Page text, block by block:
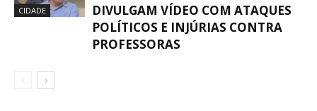
CIDADE
DIVULGAM VÍDEO COM ATAQUES
POLÍTICOS E INJÚRIAS CONTRA
PROFESSORAS